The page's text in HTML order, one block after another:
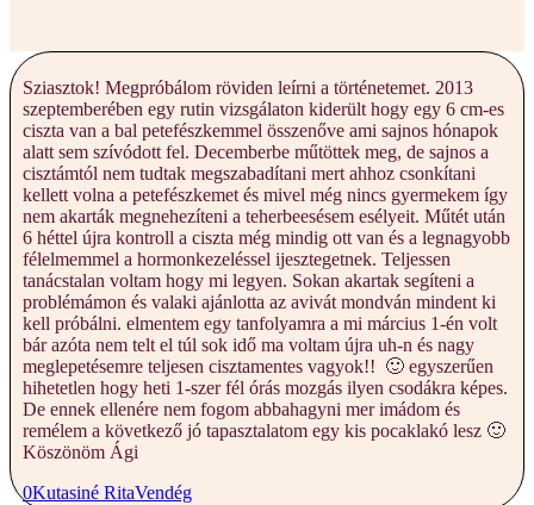
Sziasztok! Megpróbálom röviden leírni a történetemet. 2013
szeptemberében egy rutin vizsgálaton kiderült hogy egy 6 cm-es
ciszta van a bal petefészkemmel összenőve ami sajnos hónapok
alatt sem szívódott fel. Decemberbe műtöttek meg, de sajnos a
cisztámtól nem tudtak megszabadítani mert ahhoz csonkítani
kellett volna a petefészkemet és mivel még nincs gyermekem így
nem akarták megnehezíteni a teherbeesésem esélyeit. Műtét után
6 héttel újra kontroll a ciszta még mindig ott van és a legnagyobb
félelmemmel a hormonkezeléssel ijesztegetnek. Teljessen
tanácstalan voltam hogy mi legyen. Sokan akartak segíteni a
problémámon és valaki ajánlotta az avivát mondván mindent ki
kell próbálni. elmentem egy tanfolyamra a mi március 1-én volt
bár azóta nem telt el túl sok idő ma voltam újra uh-n és nagy
meglepetésemre teljesen cisztamentes vagyok!! 🙂 egyszerűen
hihetetlen hogy heti 1-szer fél órás mozgás ilyen csodákra képes.
De ennek ellenére nem fogom abbahagyni mer imádom és
remélem a következő jó tapasztalatom egy kis pocaklakó lesz 🙂
Köszönöm Ági
0Kutasiné RitaVendég